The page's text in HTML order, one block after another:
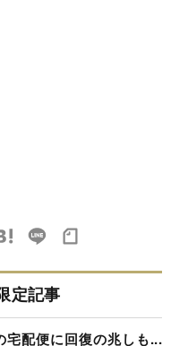
定記事
宅配便に回復の兆しも...